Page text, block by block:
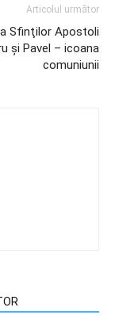
Articolul următor
Sfinţilor Apostoli
şi Pavel – icoana
comuniunii